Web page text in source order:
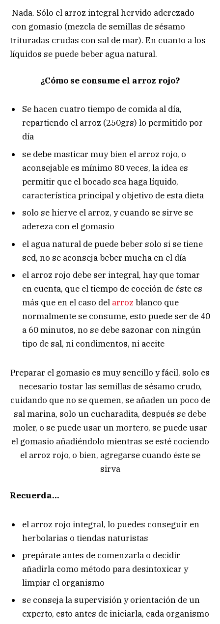
Nada. Sólo el arroz integral hervido aderezado
con gomasio (mezcla de semillas de sésamo
trituradas crudas con sal de mar). En cuanto a los
líquidos se puede beber agua natural.
¿Cómo se consume el arroz rojo?
Se hacen cuatro tiempo de comida al día,
repartiendo el arroz (250grs) lo permitido por
día
se debe masticar muy bien el arroz rojo, o
aconsejable es mínimo 80 veces, la idea es
permitir que el bocado sea haga líquido,
característica principal y objetivo de esta dieta
solo se hierve el arroz, y cuando se sirve se
adereza con el gomasio
el agua natural de puede beber solo si se tiene
sed, no se aconseja beber mucha en el día
el arroz rojo debe ser integral, hay que tomar
en cuenta, que el tiempo de cocción de éste es
más que en el caso del arroz blanco que
normalmente se consume, esto puede ser de 40
a 60 minutos, no se debe sazonar con ningún
tipo de sal, ni condimentos, ni aceite
Preparar el gomasio es muy sencillo y fácil, solo es
necesario tostar las semillas de sésamo crudo,
cuidando que no se quemen, se añaden un poco de
sal marina, solo un cucharadita, después se debe
moler, o se puede usar un mortero, se puede usar
el gomasio añadiéndolo mientras se esté cociendo
el arroz rojo, o bien, agregarse cuando éste se
sirva
Recuerda…
el arroz rojo integral, lo puedes conseguir en
herbolarias o tiendas naturistas
prepárate antes de comenzarla o decidir
añadirla como método para desintoxicar y
limpiar el organismo
se conseja la supervisión y orientación de un
experto, esto antes de iniciarla, cada organismo